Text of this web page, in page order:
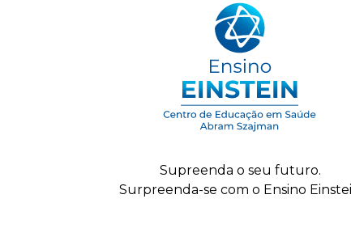
Supreenda o seu futuro.
Surpreenda-se com o Ensino